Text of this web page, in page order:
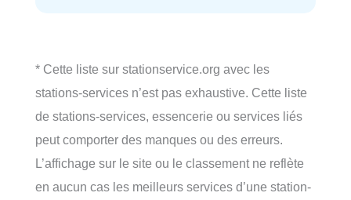
* Cette liste sur stationservice.org avec les
stations-services n’est pas exhaustive. Cette liste
de stations-services, essencerie ou services liés
peut comporter des manques ou des erreurs.
L’affichage sur le site ou le classement ne reflète
en aucun cas les meilleurs services d’une station-